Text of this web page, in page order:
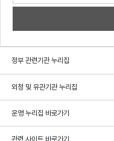
정부 관련기관 누리집
외청 및 유관기관 누리집
운영 누리집 바로가기
관련 사이트 바로가기